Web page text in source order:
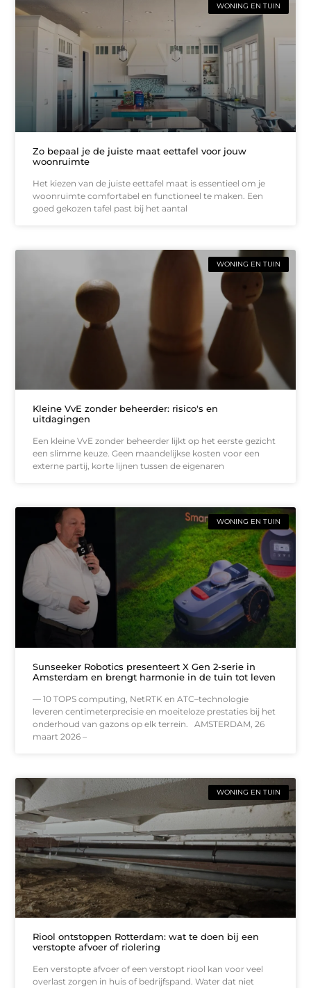
WONING EN TUIN
Zo bepaal je de juiste maat eettafel voor jouw
woonruimte
Het kiezen van de juiste eettafel maat is essentieel om je
woonruimte comfortabel en functioneel te maken. Een
goed gekozen tafel past bij het aantal
WONING EN TUIN
Kleine VvE zonder beheerder: risico's en
uitdagingen
Een kleine VvE zonder beheerder lijkt op het eerste gezicht
een slimme keuze. Geen maandelijkse kosten voor een
externe partij, korte lijnen tussen de eigenaren
WONING EN TUIN
Sunseeker Robotics presenteert X Gen 2-serie in
Amsterdam en brengt harmonie in de tuin tot leven
— 10 TOPS computing, NetRTK en ATC–technologie
leveren centimeterprecisie en moeiteloze prestaties bij het
onderhoud van gazons op elk terrein. AMSTERDAM, 26
maart 2026 –
WONING EN TUIN
Riool ontstoppen Rotterdam: wat te doen bij een
verstopte afvoer of riolering
Een verstopte afvoer of een verstopt riool kan voor veel
overlast zorgen in huis of bedrijfspand. Water dat niet